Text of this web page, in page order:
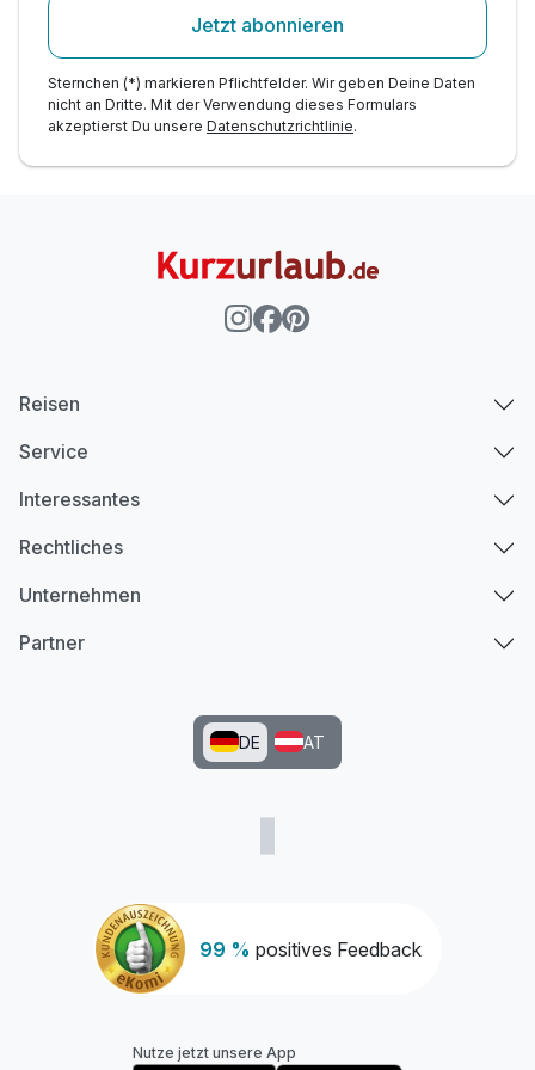
Jetzt abonnieren
Sternchen (*) markieren Pflichtfelder. Wir geben Deine Daten
nicht an Dritte. Mit der Verwendung dieses Formulars
akzeptierst Du unsere Datenschutzrichtlinie.
99 % positives Feedback
Reisen
Service
Interessantes
Rechtliches
Unternehmen
Partner
DE AT
Nutze jetzt unsere App